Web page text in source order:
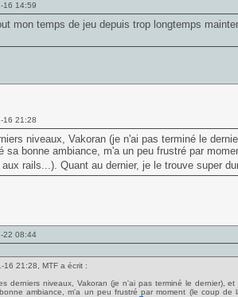
16 14:59
mon temps de jeu depuis trop longtemps
16 21:28
niveaux, Vakoran (je n'ai pas terminé le
sa bonne ambiance, m'a un peu frustré par
rails...). Quant au dernier, je le trouve super
22 08:44
16 21:28, MTF a écrit :
derniers niveaux, Vakoran (je n'ai pas terminé le dernier),
ambiance, m'a un peu frustré par moment (le coup